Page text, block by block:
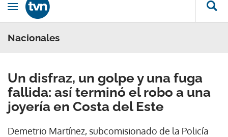
Obrir navegació
Nacionales
Un disfraz, un golpe y una fuga
fallida: así terminó el robo a una
joyería en Costa del Este
Demetrio Martínez, subcomisionado de la Policía